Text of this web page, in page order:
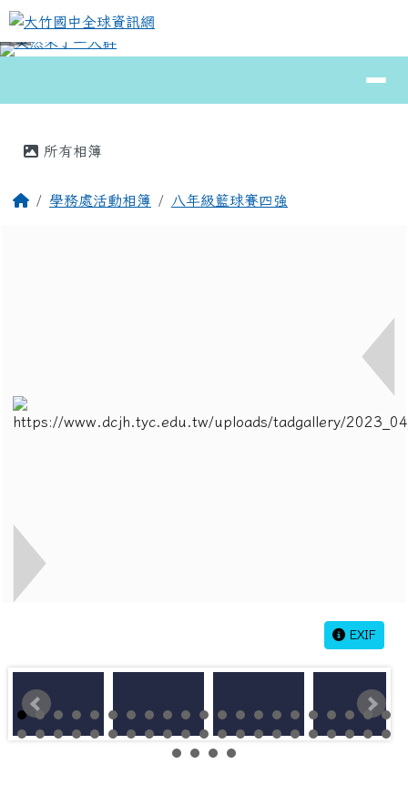
跳至主內容區
大竹國中全球資訊網
⏸
所有相簿
回首頁學務處活動相簿 八年級籃球賽四強
EXIF